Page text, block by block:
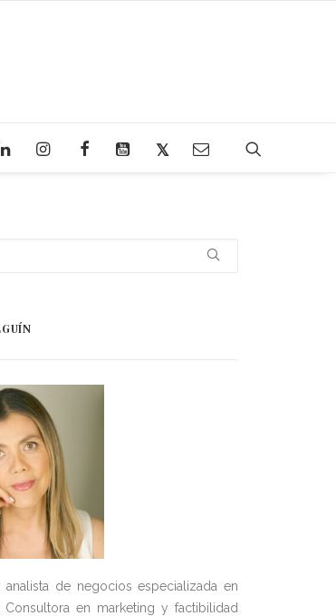
analista de negocios especializada en
Consultora en marketing y factibilidad